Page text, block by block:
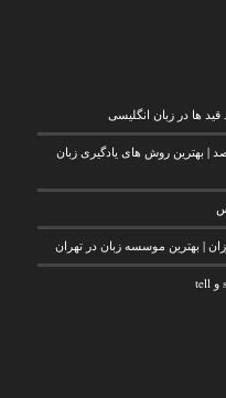
ها در زبان انگلیسی
| بهترین روش های یادگیری زبان